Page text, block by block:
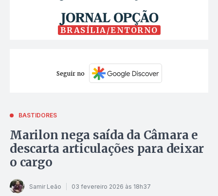
BRASÍLIA/ENTORNO
Seguir no
BASTIDORES
Marilon nega saída da Câmara e
descarta articulações para deixar
o cargo
Samir Leão 03 fevereiro 2026 às 18h37